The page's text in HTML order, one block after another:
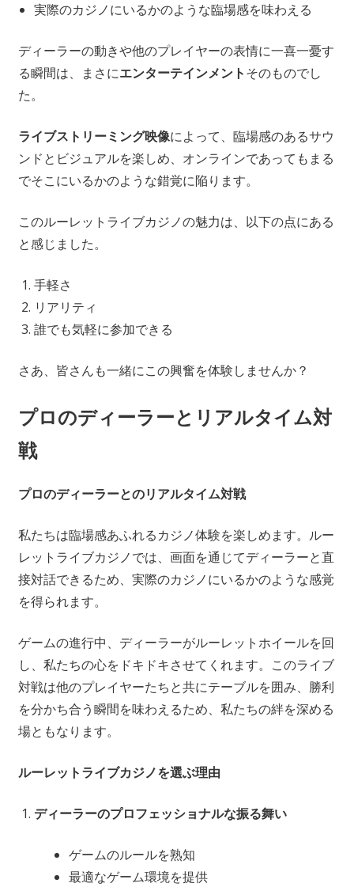
実際のカジノにいるかのような臨場感を味わえる
ディーラーの動きや他のプレイヤーの表情に一喜一憂す
る瞬間は、まさにエンターテインメントそのものでし
た。
ライブストリーミング映像によって、臨場感のあるサウ
ンドとビジュアルを楽しめ、オンラインであってもまる
でそこにいるかのような錯覚に陥ります。
このルーレットライブカジノの魅力は、以下の点にある
と感じました。
手軽さ
リアリティ
誰でも気軽に参加できる
さあ、皆さんも一緒にこの興奮を体験しませんか？
プロのディーラーとリアルタイム対
戦
プロのディーラーとのリアルタイム対戦
私たちは臨場感あふれるカジノ体験を楽しめます。ルー
レットライブカジノでは、画面を通じてディーラーと直
接対話できるため、実際のカジノにいるかのような感覚
を得られます。
ゲームの進行中、ディーラーがルーレットホイールを回
し、私たちの心をドキドキさせてくれます。このライブ
対戦は他のプレイヤーたちと共にテーブルを囲み、勝利
を分かち合う瞬間を味わえるため、私たちの絆を深める
場ともなります。
ルーレットライブカジノを選ぶ理由
ディーラーのプロフェッショナルな振る舞い
ゲームのルールを熟知
最適なゲーム環境を提供